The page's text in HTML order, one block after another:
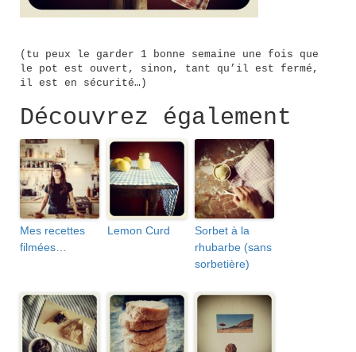
(tu peux le garder 1 bonne semaine une fois que
le pot est ouvert, sinon, tant qu’il est fermé,
il est en sécurité…)
Découvrez également
Mes recettes
filmées…
Lemon Curd
Sorbet à la
rhubarbe (sans
sorbetière)